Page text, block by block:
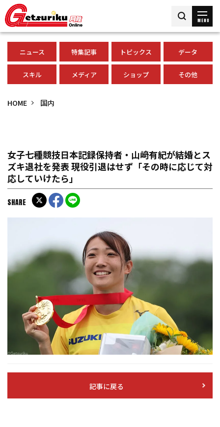
MENU
ニュース 特集記事 トピックス データ
スキル メディア ショップ その他
HOME 国内
女子七種競技日本記録保持者・山﨑有紀が結婚とス
ズキ退社を発表 現役引退はせず「その時に応じて対
応していけたら」
SHARE
記事に戻る